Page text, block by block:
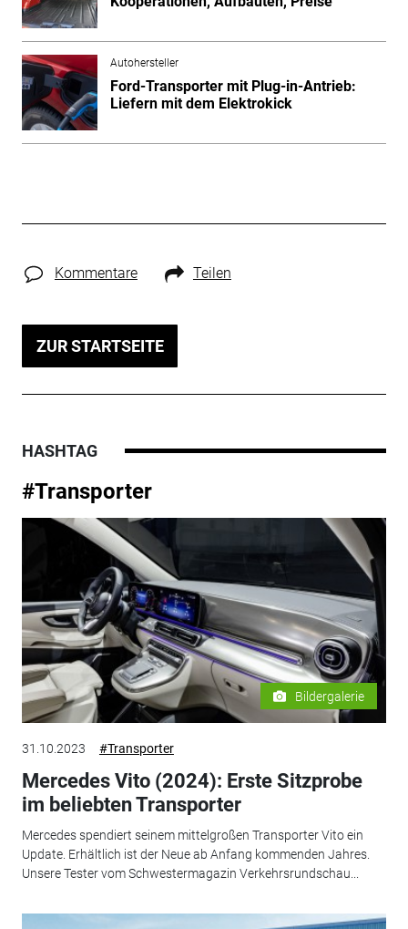
Autohersteller
Ford-Transporter mit Plug-in-Antrieb:
Liefern mit dem Elektrokick
Kommentare Teilen
ZUR STARTSEITE
HASHTAG
#Transporter
Bildergalerie
31.10.2023 #Transporter
Mercedes Vito (2024): Erste Sitzprobe
im beliebten Transporter
Mercedes spendiert seinem mittelgroßen Transporter Vito ein
Update. Erhältlich ist der Neue ab Anfang kommenden Jahres.
Unsere Tester vom Schwestermagazin Verkehrsrundschau...